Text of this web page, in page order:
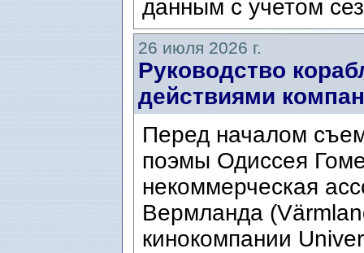
данным с учетом
26 июля 2026 г.
Руководство
действиями
Перед началом
поэмы Одиссея
некоммерческая
Вермланда
кинокомпании